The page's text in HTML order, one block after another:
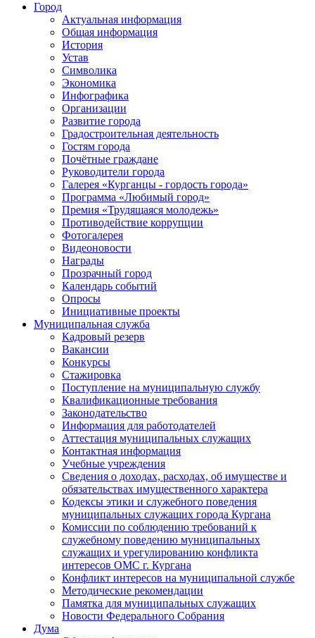
Город
Актуальная информация
Общая информация
История
Устав
Символика
Экономика
Инфографика
Организации
Развитие города
Градостроительная деятельность
Гостям города
Почётные граждане
Руководители города
Галерея «Курганцы - гордость города»
Программа «Любимый город»
Премия «Трудящаяся молодежь»
Противодействие коррупции
Фотогалерея
Видеоновости
Награды
Прозрачный город
Календарь событий
Опросы
Инициативные проекты
Муниципальная служба
Кадровый резерв
Вакансии
Конкурсы
Стажировка
Поступление на муниципальную службу
Квалификационные требования
Законодательство
Информация для работодателей
Аттестация муниципальных служащих
Контактная информация
Учебные учреждения
Сведения о доходах, расходах, об имуществе и
обязательствах имущественного характера
Кодексы этики и служебного поведения
муниципальных служащих города Кургана
Комиссии по соблюдению требований к
служебному поведению муниципальных
служащих и урегулированию конфликта
интересов ОМС г. Кургана
Конфликт интересов на муниципальной службе
Методические рекомендации
Памятка для муниципальных служащих
Новости Федерального Cобрания
Дума